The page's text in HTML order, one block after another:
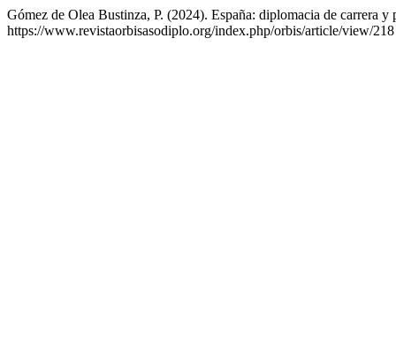
Gómez de Olea Bustinza, P. (2024). España: diplomacia de carrera
https://www.revistaorbisasodiplo.org/index.php/orbis/article/view/218